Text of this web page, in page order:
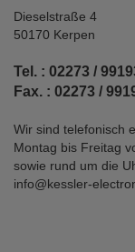
Dieselstraße 4
50170 Kerpen
Tel. : 02273 /
Fax. : 02273 /
Wir sind telefonisch
Montag bis Freitag
sowie rund um die
info@kessler-